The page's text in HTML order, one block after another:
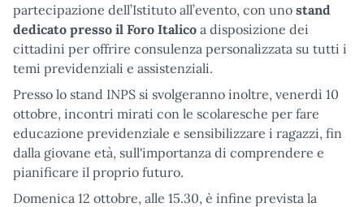
partecipazione dell’Istituto all’evento, con uno stand
dedicato presso il Foro Italico a disposizione dei
cittadini per offrire consulenza personalizzata su tutti i
temi previdenziali e assistenziali.
Presso lo stand INPS si svolgeranno inoltre, venerdì 10
ottobre, incontri mirati con le scolaresche per fare
educazione previdenziale e sensibilizzare i ragazzi, fin
dalla giovane età, sull'importanza di comprendere e
pianificare il proprio futuro.
Domenica 12 ottobre, alle 15.30, è infine prevista la